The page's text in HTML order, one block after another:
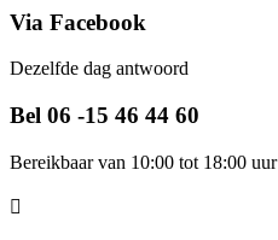
Via Facebook
Dezelfde dag antwoord
Bel 06 -15 46 44 60
Bereikbaar van 10:00 tot 18:00 uur